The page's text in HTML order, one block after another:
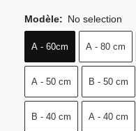
Modèle: No selection
A - 60cm A - 80 cm
A - 50 cm B - 50 cm
B - 40 cm A - 40 cm